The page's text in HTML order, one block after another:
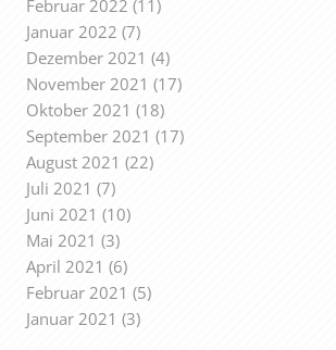
Februar 2022 (11)
Januar 2022 (7)
Dezember 2021 (4)
November 2021 (17)
Oktober 2021 (18)
September 2021 (17)
August 2021 (22)
Juli 2021 (7)
Juni 2021 (10)
Mai 2021 (3)
April 2021 (6)
Februar 2021 (5)
Januar 2021 (3)